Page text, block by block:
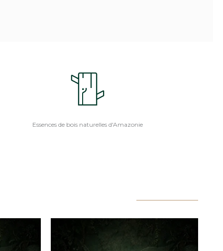
Essences de bois naturelles d'Amazonie